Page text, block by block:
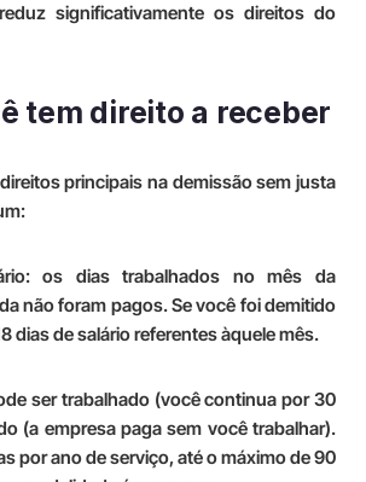
significativamente os direitos do
tem direito a receber
principais na demissão sem justa
os dias trabalhados no mês da
não foram pagos. Se você foi demitido
dias de salário referentes àquele mês.
ser trabalhado (você continua por 30
(a empresa paga sem você trabalhar).
por ano de serviço, até o máximo de 90